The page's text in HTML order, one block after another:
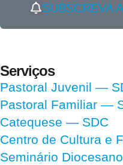
SUBSCREVA
Serviços
Pastoral Juvenil —
Pastoral Familiar —
Catequese — SDC
Centro de Cultura e
Seminário Diocesano